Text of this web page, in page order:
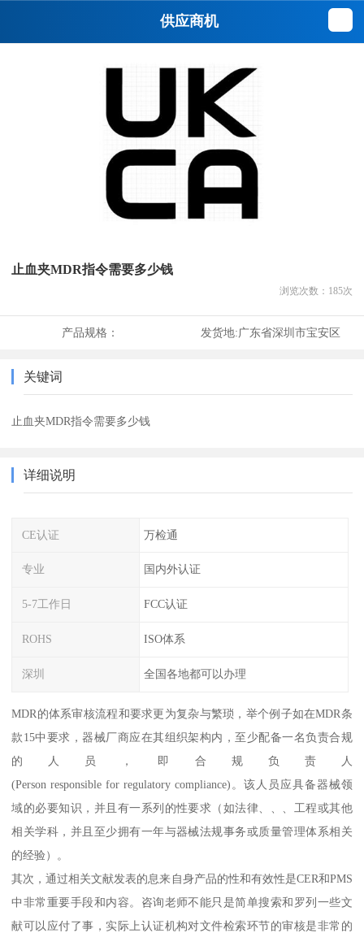
供应商机
止血夹MDR指令需要多少钱
浏览次数： 185次
产品规格： 发货地:广东省深圳市宝安区
关键词
止血夹MDR指令需要多少钱
详细说明
CE认证 万检通
专业 国内外认证
5-7工作日 FCC认证
ROHS ISO体系
深圳 全国各地都可以办理
MDR的体系审核流程和要求更为复杂与繁琐，举个例子如在MDR条
款15中要求，器械厂商应在其组织架构内，至少配备一名负责合规
的人员，即合规负责人
(Person responsible for regulatory compliance)。该人员应具备器械领
域的必要知识，并且有一系列的性要求（如法律、、、工程或其他
相关学科，并且至少拥有一年与器械法规事务或质量管理体系相关
的经验）。
其次，通过相关文献发表的息来自身产品的性和有效性是CER和PMS
中非常重要手段和内容。咨询老师不能只是简单搜索和罗列一些文
献可以应付了事，实际上认证机构对文件检索环节的审核是非常的